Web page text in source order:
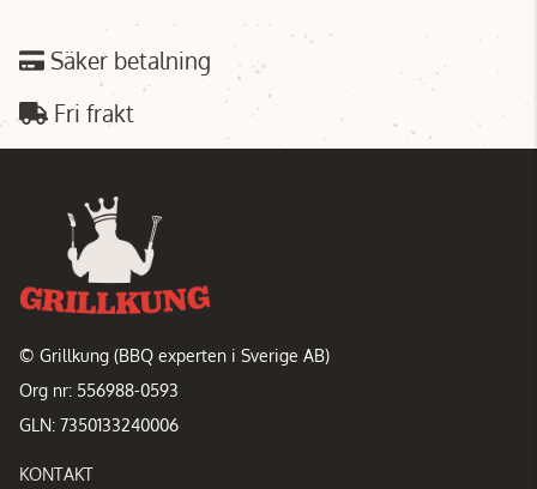
Säker betalning
Fri frakt
© Grillkung (BBQ experten i Sverige AB)
Org nr: 556988-0593
GLN: 7350133240006
KONTAKT